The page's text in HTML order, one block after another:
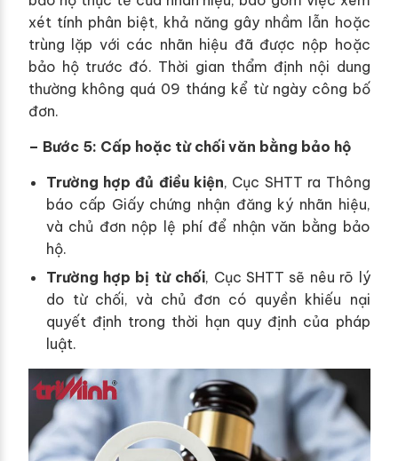
xét tính phân biệt, khả năng gây nhầm lẫn hoặc
trùng lặp với các nhãn hiệu đã được nộp hoặc
bảo hộ trước đó. Thời gian thẩm định nội dung
thường không quá 09 tháng kể từ ngày công bố
đơn.
– Bước 5: Cấp hoặc từ chối văn bằng bảo hộ
Trường hợp đủ điều kiện, Cục SHTT ra Thông
báo cấp Giấy chứng nhận đăng ký nhãn hiệu,
và chủ đơn nộp lệ phí để nhận văn bằng bảo
hộ.
Trường hợp bị từ chối, Cục SHTT sẽ nêu rõ lý
do từ chối, và chủ đơn có quyền khiếu nại
quyết định trong thời hạn quy định của pháp
luật.